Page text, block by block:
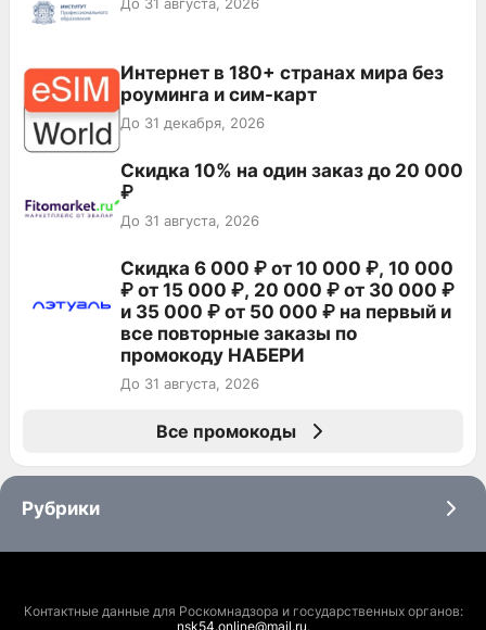
Интернет в 180+ странах мира без
роуминга и сим-карт
До 31 декабря, 2026
Скидка 10% на один заказ до 20 000
₽
До 31 августа, 2026
Скидка 6 000 ₽ от 10 000 ₽, 10 000
₽ от 15 000 ₽, 20 000 ₽ от 30 000 ₽
и 35 000 ₽ от 50 000 ₽ на первый и
все повторные заказы по
промокоду НАБЕРИ
До 31 августа, 2026
Все промокоды
Рубрики
Контактные данные для Роскомнадзора и государственных органов:
nsk54.online@mail.ru.